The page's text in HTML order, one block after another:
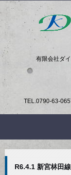
有限会社ダ
TEL. 0790-63-
R6.4.1 新宮林田